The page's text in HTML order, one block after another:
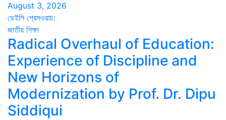
August 3, 2026
ডেইলি প্রেসওয়াচ:
জাতীয় শিক্ষা
Radical Overhaul of Education:
Experience of Discipline and
New Horizons of
Modernization by Prof. Dr. Dipu
Siddiqui